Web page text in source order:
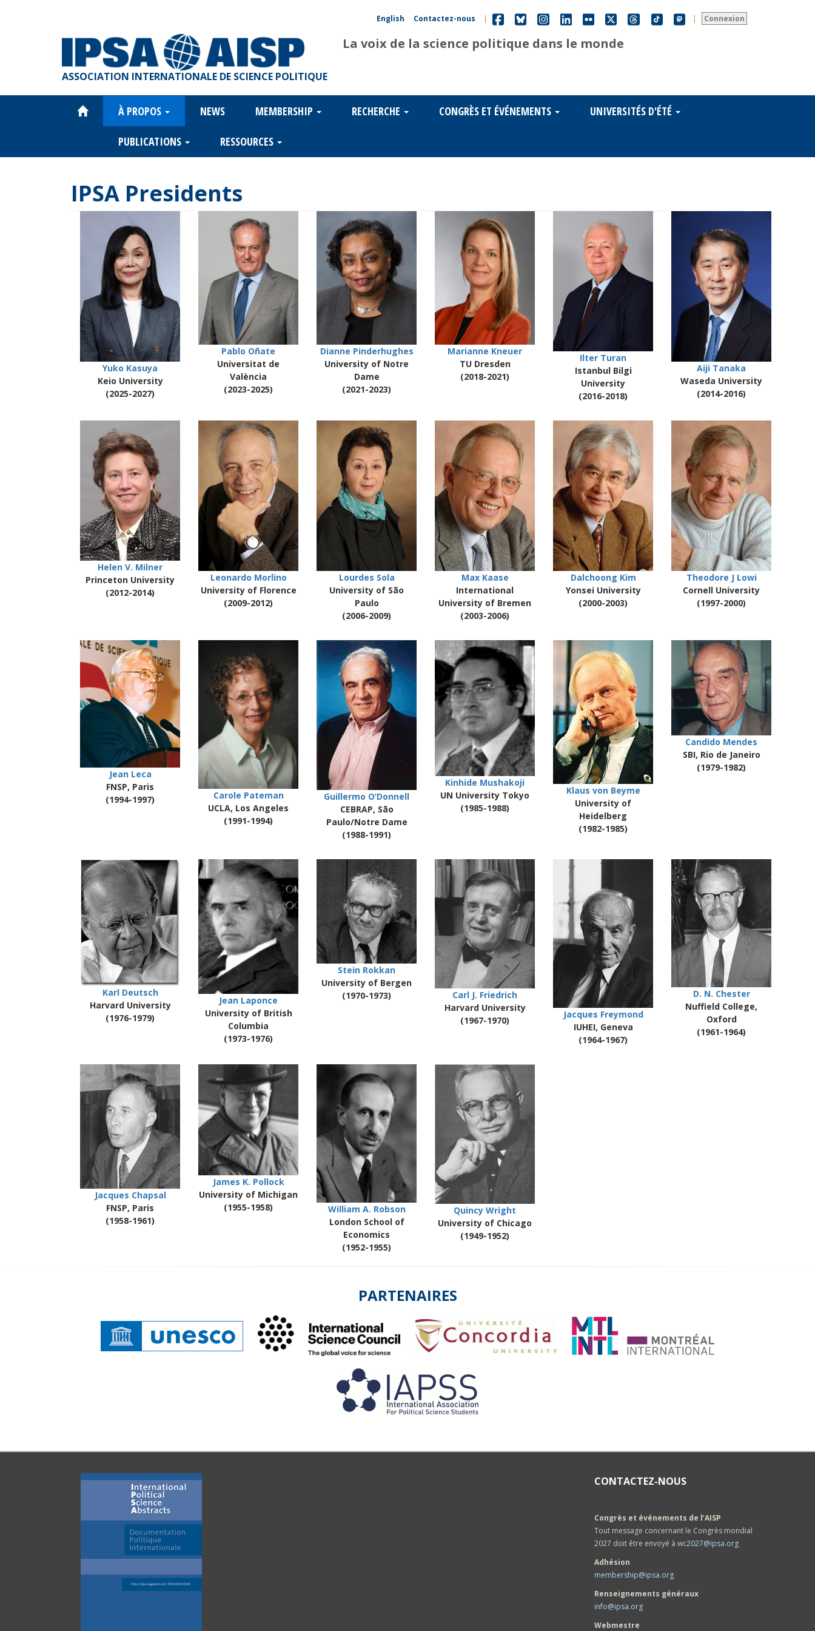
Connexion
Contactez-nous | |
English
ASSOCIATION INTERNATIONALE DE SCIENCE POLITIQUE
La voix de la science politique dans le monde
Main
navigation
À PROPOS NEWS MEMBERSHIP RECHERCHE CONGRÈS ET ÉVÉNEMENTS UNIVERSITÉS D'ÉTÉ
PUBLICATIONS RESSOURCES
IPSA Presidents
Yuko Kasuya
Keio University
(2025-2027)
Pablo Oñate
Universitat de
València
(2023-2025)
Dianne Pinderhughes
University of Notre
Dame
(2021-2023)
Marianne Kneuer
TU Dresden
(2018-2021)
Ilter Turan
Istanbul Bilgi
University
(2016-2018)
Aiji Tanaka
Waseda University
(2014-2016)
Helen V. Milner
Princeton University
(2012-2014)
Leonardo Morlino
University of Florence
(2009-2012)
Lourdes Sola
University of São
Paulo
(2006-2009)
Max Kaase
International
University of Bremen
(2003-2006)
Dalchoong Kim
Yonsei University
(2000-2003)
Theodore J Lowi
Cornell University
(1997-2000)
Jean Leca
FNSP, Paris
(1994-1997)
Carole Pateman
UCLA, Los Angeles
(1991-1994)
Guillermo O’Donnell
CEBRAP, São
Paulo/Notre Dame
(1988-1991)
Kinhide Mushakoji
UN University Tokyo
(1985-1988)
Klaus von Beyme
University of
Heidelberg
(1982-1985)
Candido Mendes
SBI, Rio de Janeiro
(1979-1982)
Karl Deutsch
Harvard University
(1976-1979)
Jean Laponce
University of British
Columbia
(1973-1976)
Stein Rokkan
University of Bergen
(1970-1973)
Carl J. Friedrich
Harvard University
(1967-1970)
Jacques Freymond
IUHEI, Geneva
(1964-1967)
D. N. Chester
Nuffield College,
Oxford
(1961-1964)
Jacques Chapsal
FNSP, Paris
(1958-1961)
James K. Pollock
University of Michigan
(1955-1958)
William A. Robson
London School of
Economics
(1952-1955)
Quincy Wright
University of Chicago
(1949-1952)
PARTENAIRES
CONTACTEZ-NOUS
Congrès et événements de l’AISP
Tout message concernant le Congrès mondial
2027 doit être envoyé à wc2027@ipsa.org
Adhésion
membership@ipsa.org
Renseignements généraux
info@ipsa.org
Webmestre